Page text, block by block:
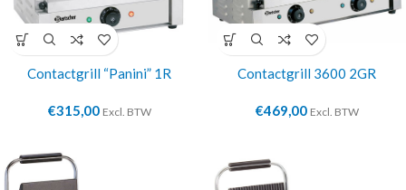
Contactgrill “Panini” 1R
€315,00 Excl. BTW
Contactgrill 3600 2GR
€469,00 Excl. BTW